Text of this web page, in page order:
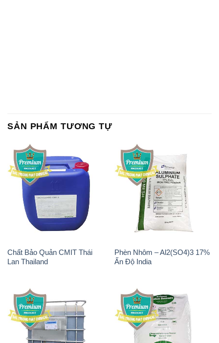
SẢN PHẨM TƯƠNG TỰ
Chất Bảo Quản CMIT Thái
Lan Thailand
Phèn Nhôm – Al2(SO4)3 17%
Ấn Độ India